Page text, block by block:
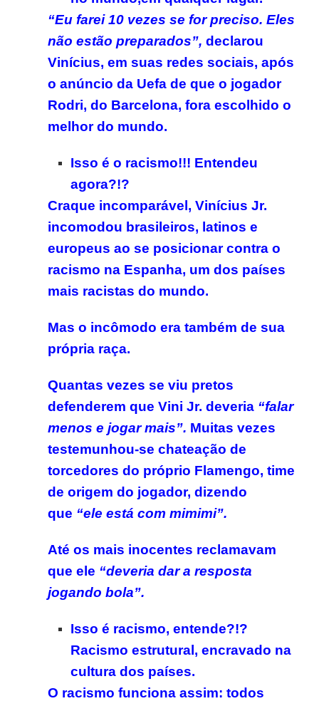
“Eu farei 10 vezes se for preciso. Eles
não estão preparados”, declarou
Vinícius, em suas redes sociais, após
o anúncio da Uefa de que o jogador
Rodri, do Barcelona, fora escolhido o
melhor do mundo.
Isso é o racismo!!! Entendeu
agora?!?
Craque incomparável, Vinícius Jr.
incomodou brasileiros, latinos e
europeus ao se posicionar contra o
racismo na Espanha, um dos países
mais racistas do mundo.
Mas o incômodo era também de sua
própria raça.
Quantas vezes se viu pretos
defenderem que Vini Jr. deveria “falar
menos e jogar mais”. Muitas vezes
testemunhou-se chateação de
torcedores do próprio Flamengo, time
de origem do jogador, dizendo
que “ele está com mimimi”.
Até os mais inocentes reclamavam
que ele “deveria dar a resposta
jogando bola”.
Isso é racismo, entende?!?
Racismo estrutural, encravado na
cultura dos países.
O racismo funciona assim: todos